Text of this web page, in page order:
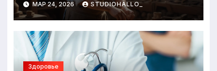
МАР 24, 2026 STUDIOHALLO_
Здоровье